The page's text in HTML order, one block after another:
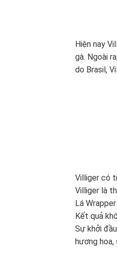
Hiện nay
gà. Ngoài
do Brasil,
Villiger có
Villiger là
Lá
Kết quả
Sự khởi
hương hoa,